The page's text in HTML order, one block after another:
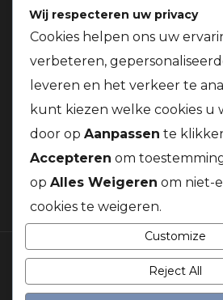
08.08.2026
Oude+Jaarduiven
08.08.2026
© 2026 Duivenbond Kanaalduif. Alle
Wij respecteren uw privacy
Cookies helpen ons uw
verbeteren,
leveren en het verkeer te
kunt kiezen welke cookies u
door op Aanpassen te
Accepteren om
op Alles Weigeren om niet-
cookies te weigeren.
Customize
Reject All